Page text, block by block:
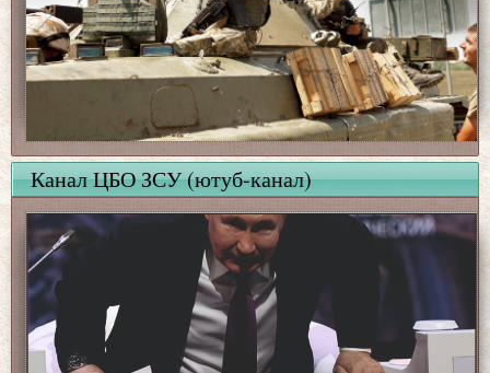
Канал ЦБО ЗСУ (ютуб-канал)